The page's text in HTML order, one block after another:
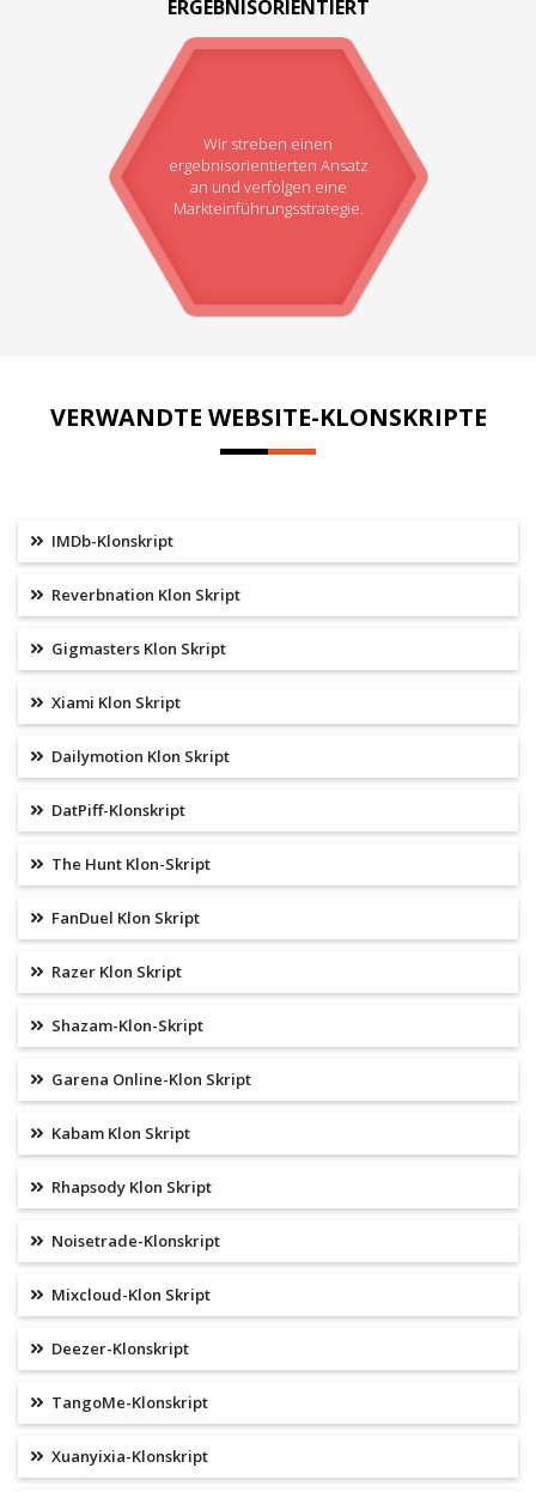
ERGEBNISORIENTIERT
Wir streben einen
ergebnisorientierten Ansatz
an und verfolgen eine
Markteinführungsstrategie.
VERWANDTE WEBSITE-KLONSKRIPTE
IMDb-Klonskript
Reverbnation Klon Skript
Gigmasters Klon Skript
Xiami Klon Skript
Dailymotion Klon Skript
DatPiff-Klonskript
The Hunt Klon-Skript
FanDuel Klon Skript
Razer Klon Skript
Shazam-Klon-Skript
Garena Online-Klon Skript
Kabam Klon Skript
Rhapsody Klon Skript
Noisetrade-Klonskript
Mixcloud-Klon Skript
Deezer-Klonskript
TangoMe-Klonskript
Xuanyixia-Klonskript